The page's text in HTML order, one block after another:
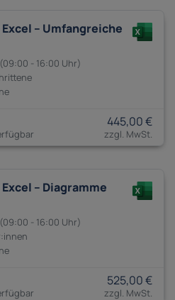
– Umfangreiche
09:00 - 16:00
445,00 €
– Diagramme
09:00 - 16:00
525,00 €